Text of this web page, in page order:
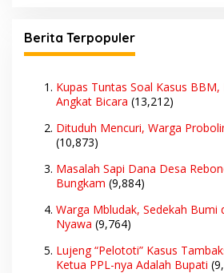
Berita Terpopuler
Kupas Tuntas Soal Kasus BBM,
Angkat Bicara (13,212)
Dituduh Mencuri, Warga
(10,873)
Masalah Sapi Dana Desa
Bungkam (9,884)
Warga Mbludak, Sedekah Bumi
Nyawa (9,764)
Lujeng “Pelototi” Kasus
Ketua PPL-nya Adalah Bupati